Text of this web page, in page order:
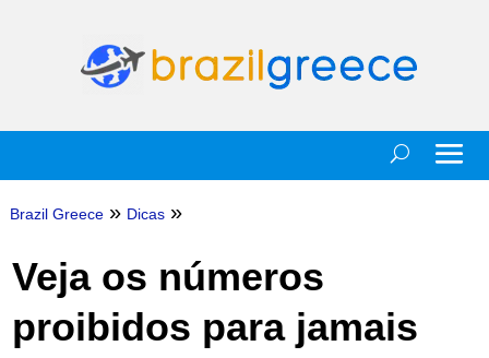
Brazil Greece » Dicas »
Veja os números
proibidos para jamais